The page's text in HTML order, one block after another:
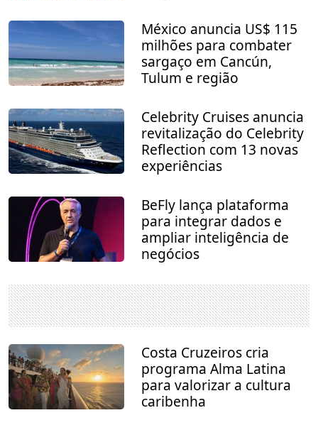
México anuncia US$ 115
milhões para combater
sargaço em Cancún,
Tulum e região
Celebrity Cruises anuncia
revitalização do Celebrity
Reflection com 13 novas
experiências
BeFly lança plataforma
para integrar dados e
ampliar inteligência de
negócios
Costa Cruzeiros cria
programa Alma Latina
para valorizar a cultura
caribenha